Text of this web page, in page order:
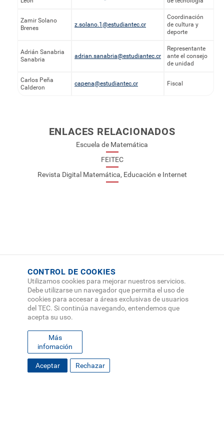
Zamir Solano
Brenes
z.solano.1@estudiantec.cr
Coordinación
de cultura y
deporte
Adrián Sanabria
Sanabria
adrian.sanabria@estudiantec.cr
Representante
ante el consejo
de unidad
Carlos Peña
Calderon
capena@estudiantec.cr Fiscal
ENLACES RELACIONADOS
Escuela de Matemática
FEITEC
Revista Digital Matemática, Educación e Internet
CONTROL DE COOKIES
Utilizamos cookies para mejorar nuestros servicios.
Debe utilizarse un navegador que permita el uso de
cookies para accesar a áreas exclusivas de usuarios
del TEC. Si continúa navegando, entendemos que
acepta su uso.
Más
infomación
Aceptar Rechazar